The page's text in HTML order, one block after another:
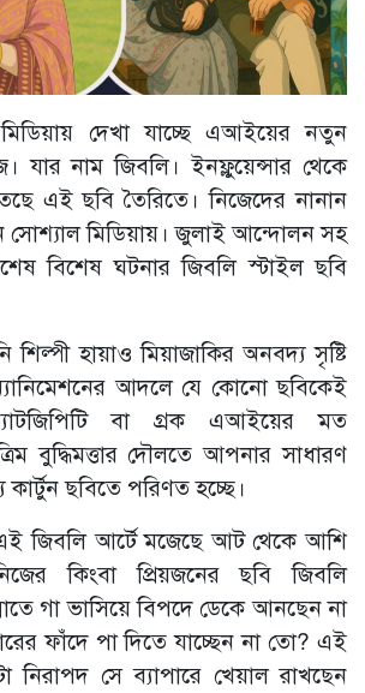
দেখা যাচ্ছে এআইয়ের নতুন
নাম জিবলি। ইনফ্লুয়েন্সার থেকে
এই ছবি তৈরিতে। নিজেদের নানান
সোশ্যাল মিডিয়ায়। জুলাই আন্দোলন সহ
বিশেষ ঘটনার জিবলি স্টাইল ছবি
শিল্পী হায়াও মিয়াজাকির অনবদ্য সৃষ্টি
আদলে যে কোনো ছবিকেই
বা গ্রক এআইয়ের মত
বুদ্ধিমত্তার দৌলতে আপনার সাধারণ
কার্টুন ছবিতে পরিণত হচ্ছে।
জিবলি আর্টে মজেছে আট থেকে আশি
কিংবা প্রিয়জনের ছবি জিবলি
গা ভাসিয়ে বিপদে ডেকে আনছেন না
ফাঁদে পা দিতে যাচ্ছেন না তো? এই
নিরাপদ সে ব্যাপারে খেয়াল রাখছেন